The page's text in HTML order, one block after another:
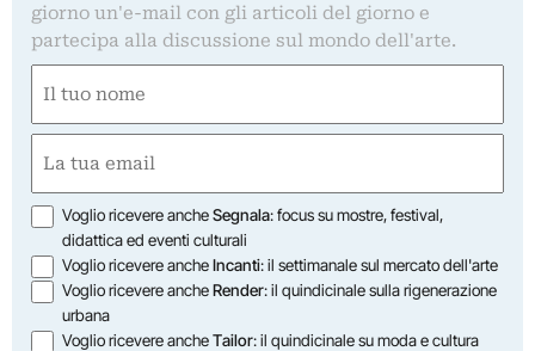
giorno un'e-mail con gli articoli del giorno e
partecipa alla discussione sul mondo dell'arte.
(Required)
First
(Required)
Opzioni
Voglio ricevere ancheSegnala: focus su mostre, festival,
didattica ed eventi culturali
Voglio ricevere ancheIncanti: il settimanale sul mercato dell'arte
Voglio ricevere ancheRender: il quindicinale sulla rigenerazione
urbana
Voglio ricevere ancheTailor: il quindicinale su moda e cultura